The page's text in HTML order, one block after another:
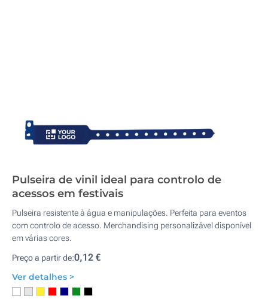
Pulseira de vinil ideal para controlo de
acessos em festivais
Pulseira resistente à água e manipulações. Perfeita para eventos
com controlo de acesso. Merchandising personalizável disponível
em várias cores.
Preço a partir de:0,12 €
Ver detalhes >